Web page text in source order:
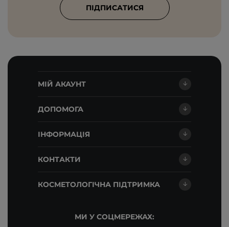
ПІДПИСАТИСЯ
МІЙ АКАУНТ
ДОПОМОГА
ІНФОРМАЦІЯ
КОНТАКТИ
КОСМЕТОЛОГІЧНА ПІДТРИМКА
МИ У СОЦМЕРЕЖАХ: